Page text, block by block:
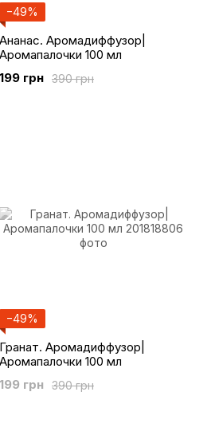
−49%
Ананас. Аромадиффузор|
Аромапалочки 100 мл
390 грн
199 грн
−49%
Гранат. Аромадиффузор|
Аромапалочки 100 мл
390 грн
199 грн